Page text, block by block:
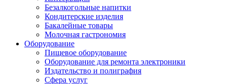
Безалкогольные напитки
Кондитерские изделия
Бакалейные товары
Молочная гастрономия
Оборудование
Пищевое оборудование
Оборудование для ремонта электроники
Издательство и полиграфия
Сфера услуг